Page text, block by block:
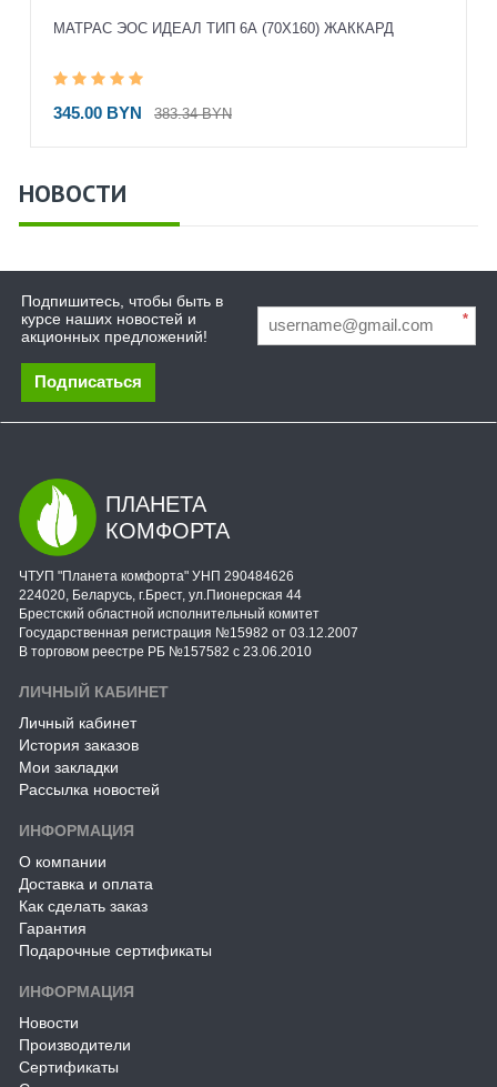
МАТРАС ЭОС ИДЕАЛ ТИП 6А (70X160) ЖАККАРД
345.00 BYN 383.34 BYN
НОВОСТИ
Подпишитесь, чтобы быть в
курсе наших новостей и
акционных предложений!
*
Подписаться
ПЛАНЕТА
КОМФОРТА
ЧТУП "Планета комфорта" УНП 290484626
224020, Беларусь, г.Брест, ул.Пионерская 44
Брестский областной исполнительный комитет
Государственная регистрация №15982 от 03.12.2007
В торговом реестре РБ №157582 с 23.06.2010
ЛИЧНЫЙ КАБИНЕТ
Личный кабинет
История заказов
Мои закладки
Рассылка новостей
ИНФОРМАЦИЯ
О компании
Доставка и оплата
Как сделать заказ
Гарантия
Подарочные сертификаты
ИНФОРМАЦИЯ
Новости
Производители
Сертификаты